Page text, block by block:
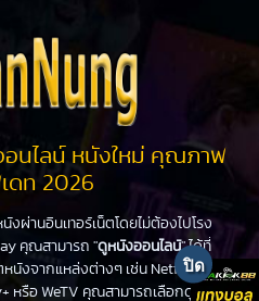
นไลน์ หนังใหม่ คุณภาพ
ดท 2026
งผ่านอินเทอร์เน็ตโดยไม่ต้องไปโรง
คุณสามารถ "ดูหนังออนไลน์" ได้ที่
นังจากแหล่งต่างๆ เช่น Netflix,
หรือ WeTV คุณสามารถเลือกดูหนัง